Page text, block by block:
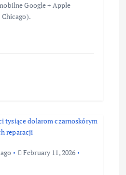
Google + Apple
Chicago).
February 11, 2026